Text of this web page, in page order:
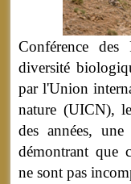
Conférence
diversité
par l'Union
nature (UICN),
des années,
démontrant que
ne sont pas